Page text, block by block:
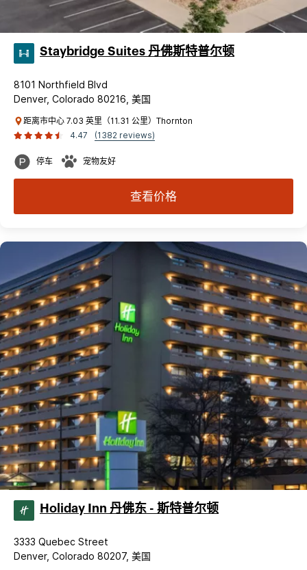
Staybridge Suites 丹佛斯特普尔顿
8101 Northfield Blvd
Denver, Colorado 80216, 美国
距离市中心 7.03 英里（11.31 公里）Thornton
4.47
(1382 reviews)
停车 宠物友好
查看价格
Holiday Inn 丹佛东 - 斯特普尔顿
3333 Quebec Street
Denver, Colorado 80207, 美国